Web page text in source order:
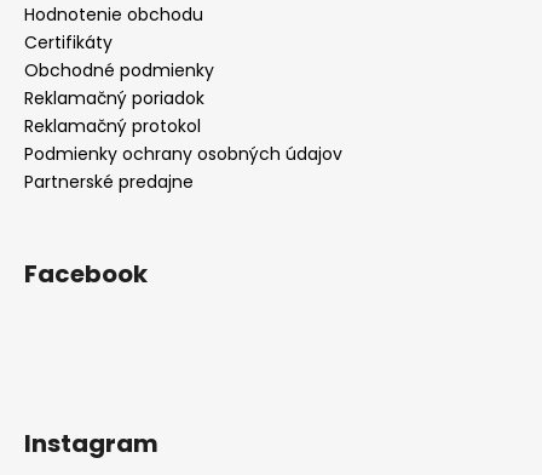
Hodnotenie obchodu
Certifikáty
Obchodné podmienky
Reklamačný poriadok
Reklamačný protokol
Podmienky ochrany osobných údajov
Partnerské predajne
Facebook
Instagram